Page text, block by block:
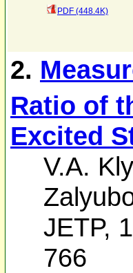
PDF (448.4K)
2.
Ratio of
Excited
V.A.
JETP,
766